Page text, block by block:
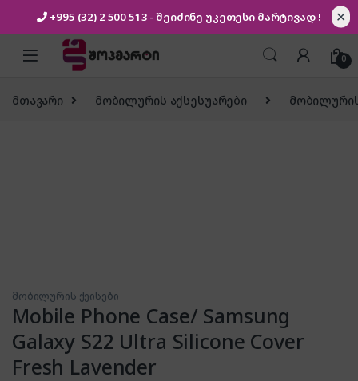
+995 (32) 2 500 513 - შეიძინე უკეთესი მარტივად ! ✕
Skip to navigation
Skip to content
0
მთავარი მობილურის აქსესუარები
მობილურის ქეისები
Mobile Phone Case/ Samsung
Galaxy S22 Ultra Silicone Cover
Fresh Lavender